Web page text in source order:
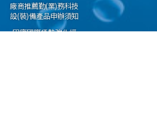
廠商推薦勤(業)務科技
設(裝)備產品申辦須知
因應國際情勢強化經